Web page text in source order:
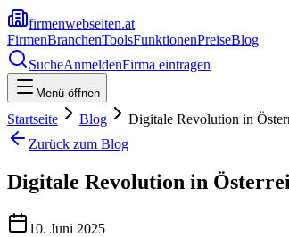
firmenwebseiten.at
FirmenBranchenToolsFunktionenPreiseBlog
SucheAnmeldenFirma eintragen
Menü öffnen
Startseite Blog
Digitale Revolution in
Zurück zum Blog
Digitale Revolution in
10. Juni 2025